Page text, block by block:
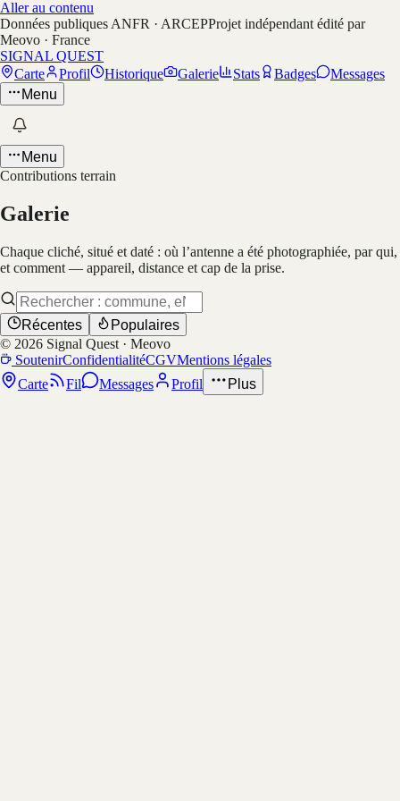
Aller au contenu
Données publiques ANFR · ARCEPProjet indépendant édité par
Meovo · France
SIGNAL QUEST
Carte
Profil Historique Galerie Stats Badges
Messages
Menu
Menu
Contributions terrain
Galerie
Chaque cliché, situé et daté : où l’antenne a été photographiée, par qui,
et comment — appareil, distance et cap de la prise.
Récentes
Populaires
© 2026 Signal Quest · Meovo
SoutenirConfidentialitéCGVMentions légales
Carte
Fil Messages Profil Plus